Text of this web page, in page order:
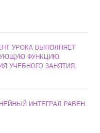
УРОКА ВЫПОЛНЯЕТ
ФУНКЦИЮ
УЧЕБНОГО ЗАНЯТИЯ
ИНТЕГРАЛ РАВЕН